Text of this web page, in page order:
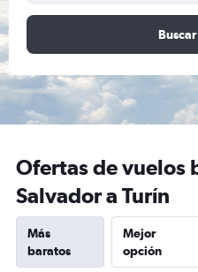
Ofertas de vuelos
Salvador a Turín
Más
baratos
Mejor
opción